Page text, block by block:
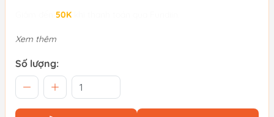
50K
Xem thêm
Số lượng: